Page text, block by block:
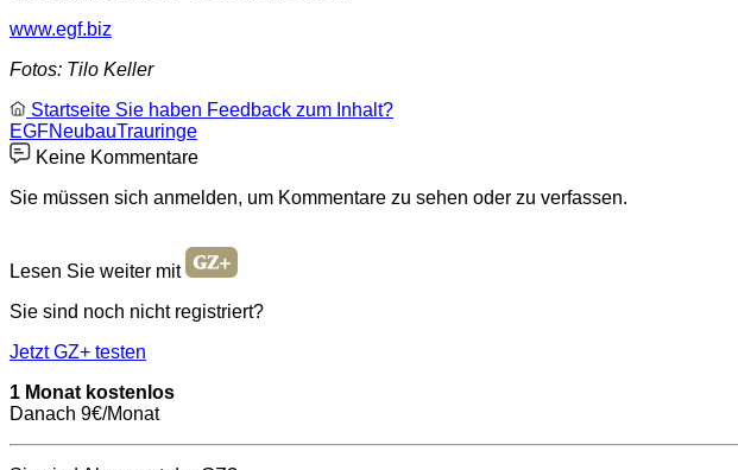
www.egf.biz
Fotos: Tilo Keller
Startseite Sie haben Feedback zum Inhalt?
EGFNeubauTrauringe
Keine Kommentare
Sie müssen sich anmelden, um Kommentare zu sehen oder zu verfassen.
Lesen Sie weiter mit
Sie sind noch nicht registriert?
Jetzt GZ+ testen
1 Monat kostenlos
Danach 9€/Monat